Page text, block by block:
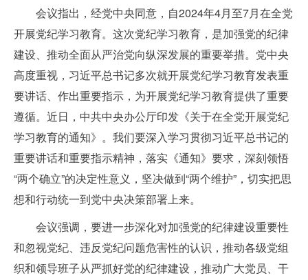
会议指出，经党中央同意，自2024年4月至7月在全党
开展党纪学习教育。这次党纪学习教育，是加强党的纪律
建设、推动全面从严治党向纵深发展的重要举措。党中央
高度重视，习近平总书记多次就开展党纪学习教育发表重
要讲话、作出重要指示，为开展党纪学习教育提供了重要
遵循。近日，中共中央办公厅印发《关于在全党开展党纪
学习教育的通知》。我们要深入学习贯彻习近平总书记的
重要讲话和重要指示精神，落实《通知》要求，深刻领悟
“两个确立”的决定性意义，坚决做到“两个维护”，切实把思
想和行动统一到党中央决策部署上来。
会议强调，要进一步深化对加强党的纪律建设重要性
和忽视党纪、违反党纪问题危害性的认识，推动各级党组
织和领导班子从严抓好党的纪律建设，推动广大党员、干